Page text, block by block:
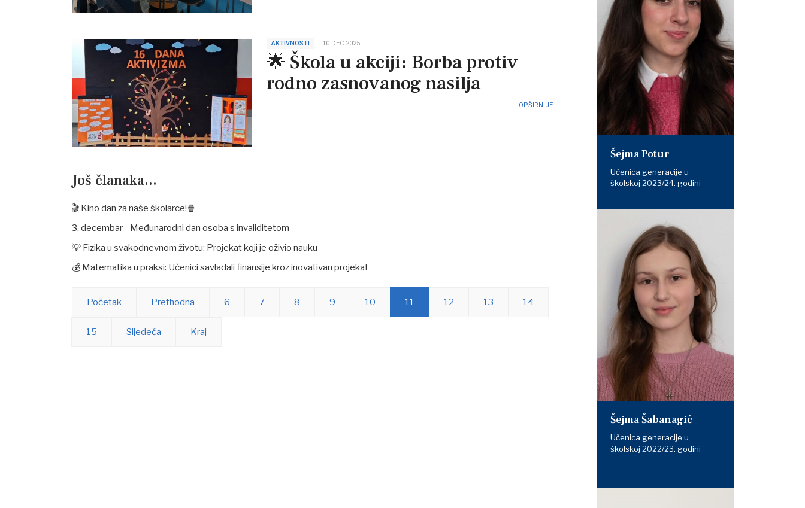
AKTIVNOSTI 10.DEC.2025.
🌟 Škola u akciji: Borba protiv
rodno zasnovanog nasilja
OPŠIRNIJE...
Još članaka...
​🎬 Kino dan za naše školarce!🍿
3. decembar - Međunarodni dan osoba s invaliditetom⠀
​💡 Fizika u svakodnevnom životu: Projekat koji je oživio nauku
​💰 Matematika u praksi: Učenici savladali finansije kroz inovativan projekat⠀
Početak Prethodna 6 7 8 9 10 11 12 13 14
15 Sljedeća Kraj
Šejma Potur
Učenica generacije u
školskoj 2023/24. godini
Šejma Šabanagić
Učenica generacije u
školskoj 2022/23. godini